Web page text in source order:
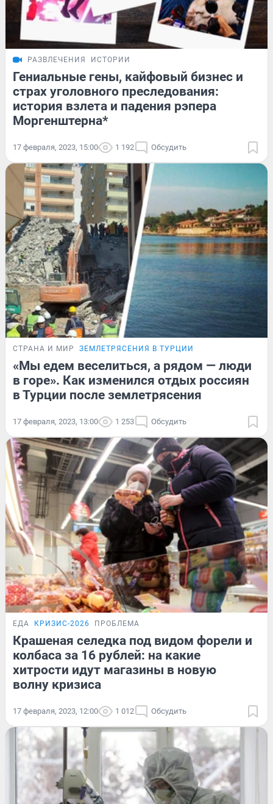
РАЗВЛЕЧЕНИЯ ИСТОРИИ
Гениальные гены, кайфовый бизнес и
страх уголовного преследования:
история взлета и падения рэпера
Моргенштерна*
17 февраля, 2023, 15:00 1 192 Обсудить
СТРАНА И МИР ЗЕМЛЕТРЯСЕНИЯ В ТУРЦИИ
«Мы едем веселиться, а рядом — люди
в горе». Как изменился отдых россиян
в Турции после землетрясения
17 февраля, 2023, 13:00 1 253 Обсудить
ЕДА КРИЗИС-2026 ПРОБЛЕМА
Крашеная селедка под видом форели и
колбаса за 16 рублей: на какие
хитрости идут магазины в новую
волну кризиса
17 февраля, 2023, 12:00 1 012 Обсудить